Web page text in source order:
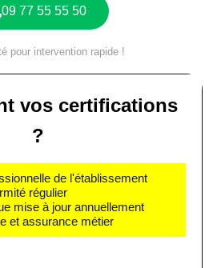
09 77 55 55 50
pour intervention rapide !
vos certifications
?
de l'établissement
régulier
mise à jour annuellement
et assurance métier